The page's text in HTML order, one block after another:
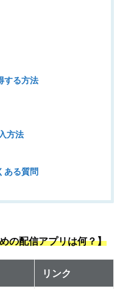
する方法
方法
ある質問
の配信アプリは何？】
リンク